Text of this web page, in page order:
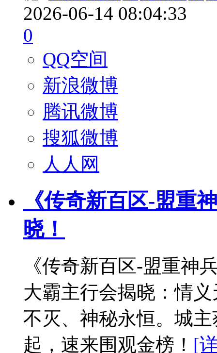
2026-06-14 08:04:33
0
QQ空间
新浪微博
腾讯微博
搜狐微博
人人网
《传奇新百区-盟重
晓！
《传奇新百区-盟重神
大霸主行会揭晓：情
不灭、神秘永恒。城
起，速来围观金榜！ [